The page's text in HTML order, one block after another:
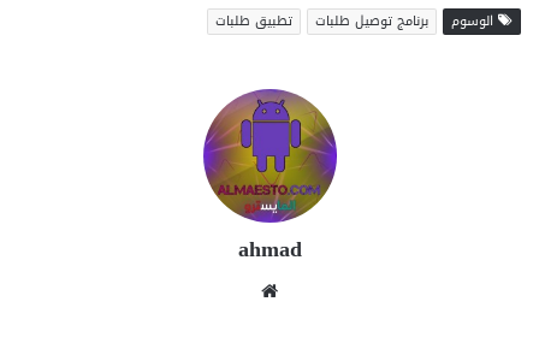
الوسوم برنامج توصيل طلبات تطبيق طلبات
ahmad